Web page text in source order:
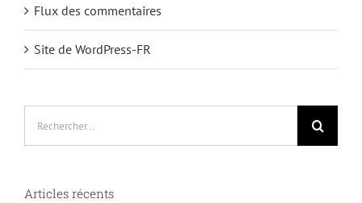
Flux des commentaires
Site de WordPress-FR
Articles récents